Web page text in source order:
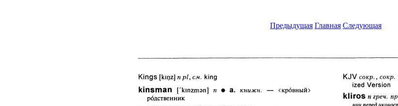
Предыдущая Главная Следующая